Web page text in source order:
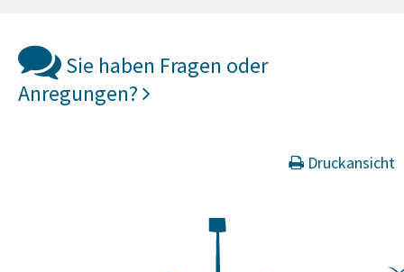
Sie haben Fragen oder
Anregungen?
Druckansicht